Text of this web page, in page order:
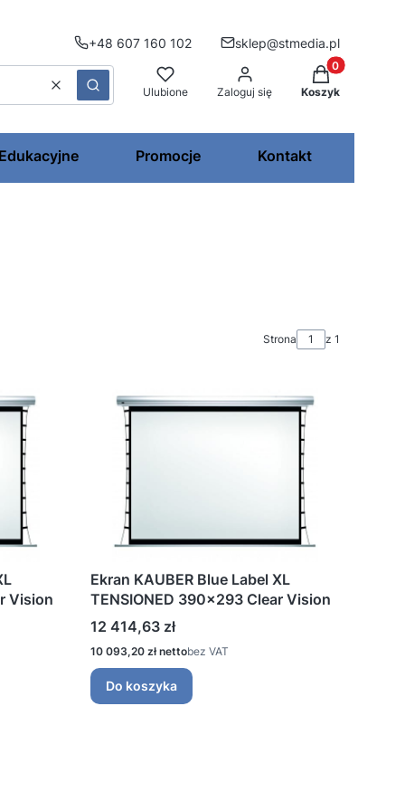
+48 607 160 102 sklep@stmedia.pl
WyczyśćSzukaj Ulubione Zaloguj się
Produkty w
Koszyk
Promocje Kontakt
Strona z 1
Vision
Ekran KAUBER Blue Label XL
TENSIONED 390x293 Clear Vision
Cena
12 414,63 zł
Cena
10 093,20 zł bez VAT
Do koszyka